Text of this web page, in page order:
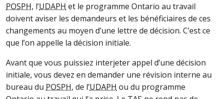
POSPH, l’UDAPH et le programme Ontario au travail
doivent aviser les demandeurs et les bénéficiaires de ces
changements au moyen d’une lettre de décision. C’est ce
que l’on appelle la décision initiale.
Avant que vous puissiez interjeter appel d’une décision
initiale, vous devez en demander une révision interne au
bureau du POSPH, de l’UDAPH ou du programme